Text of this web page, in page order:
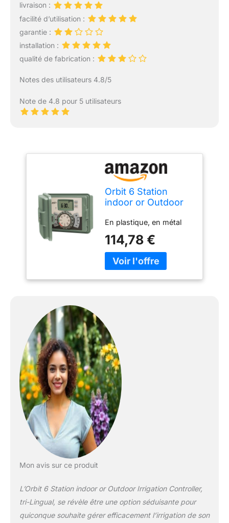
livraison :
facilité d’utilisation :
garantie :
installation :
qualité de fabrication :
Notes des utilisateurs 4.8/5
Note de 4.8 pour 5 utilisateurs
Orbit 6 Station
indoor or Outdoor
Tri-Lingual
En plastique, en métal
114,78 €
Mon avis sur ce produit
L’Orbit 6 Station indoor or Outdoor Irrigation Controller,
tri-Lingual, se révèle être une option séduisante pour
quiconque souhaite gérer efficacement l’irrigation de son